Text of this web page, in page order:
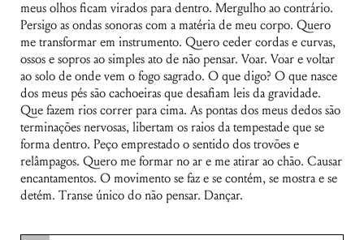
meus olhos ficam virados para dentro. Mergulho ao contrário.
Persigo as ondas sonoras com a matéria de meu corpo. Quero
me transformar em instrumento. Quero ceder cordas e curvas,
ossos e sopros ao simples ato de não pensar. Voar. Voar e voltar
ao solo de onde vem o fogo sagrado. O que digo? O que nasce
dos meus pés são cachoeiras que desafiam leis da gravidade.
Que fazem rios correr para cima. As pontas dos meus dedos são
terminações nervosas, libertam os raios da tempestade que se
forma dentro. Peço emprestado o sentido dos trovões e
relâmpagos. Quero me formar no ar e me atirar ao chão. Causar
encantamentos. O movimento se faz e se contém, se mostra e se
detém. Transe único do não pensar. Dançar.